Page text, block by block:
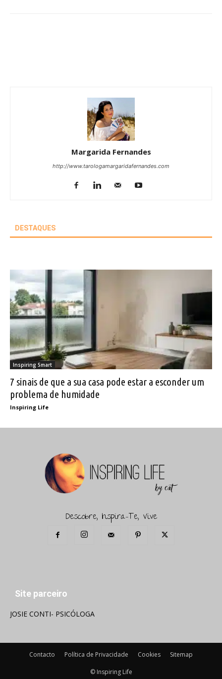
Margarida Fernandes
http://www.tarologamargaridafernandes.com
DESTAQUES
Inspiring Smart
7 sinais de que a sua casa pode estar a esconder um
problema de humidade
Inspiring Life
Descobre, Inspira-Te, Vive
Site parceiro
JOSIE CONTI- PSICÓLOGA
Contacto Política de Privacidade Cookies Sitemap
© Inspiring Life